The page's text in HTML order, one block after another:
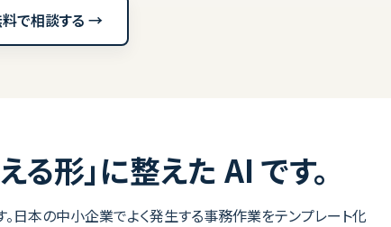
料で相談する →
形」に整えた AI です。
日本の中小企業でよく発生する事務作業をテンプレート化